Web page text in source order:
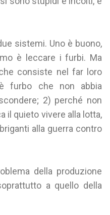
sistemi. Uno è buono,
è leccare i furbi. Ma
consiste nel far loro
furbo che non abbia
2) perché non
il quieto vivere alla lotta,
alla guerra contro
della produzione
a quello della